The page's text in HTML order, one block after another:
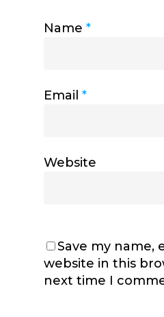
Name *
Email *
Website
Save my name,
website in this
next time I